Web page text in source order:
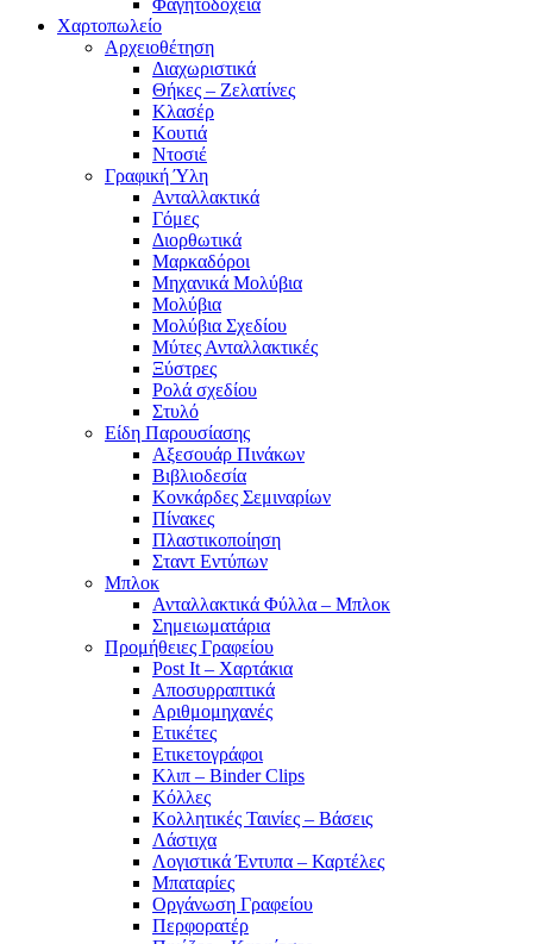
Χαρτοπωλείο
Αρχειοθέτηση
Διαχωριστικά
Θήκες – Ζελατίνες
Κλασέρ
Κουτιά
Ντοσιέ
Γραφική Ύλη
Ανταλλακτικά
Γόμες
Διορθωτικά
Μαρκαδόροι
Μηχανικά Μολύβια
Μολύβια
Μολύβια Σχεδίου
Μύτες Ανταλλακτικές
Ξύστρες
Ρολά σχεδίου
Στυλό
Είδη Παρουσίασης
Αξεσουάρ Πινάκων
Βιβλιοδεσία
Κονκάρδες Σεμιναρίων
Πίνακες
Πλαστικοποίηση
Σταντ Εντύπων
Μπλοκ
Ανταλλακτικά Φύλλα – Μπλοκ
Σημειωματάρια
Προμήθειες Γραφείου
Post It – Χαρτάκια
Αποσυρραπτικά
Αριθμομηχανές
Ετικέτες
Ετικετογράφοι
Κλιπ – Binder Clips
Κόλλες
Κολλητικές Ταινίες – Βάσεις
Λάστιχα
Λογιστικά Έντυπα – Καρτέλες
Μπαταρίες
Οργάνωση Γραφείου
Περφορατέρ